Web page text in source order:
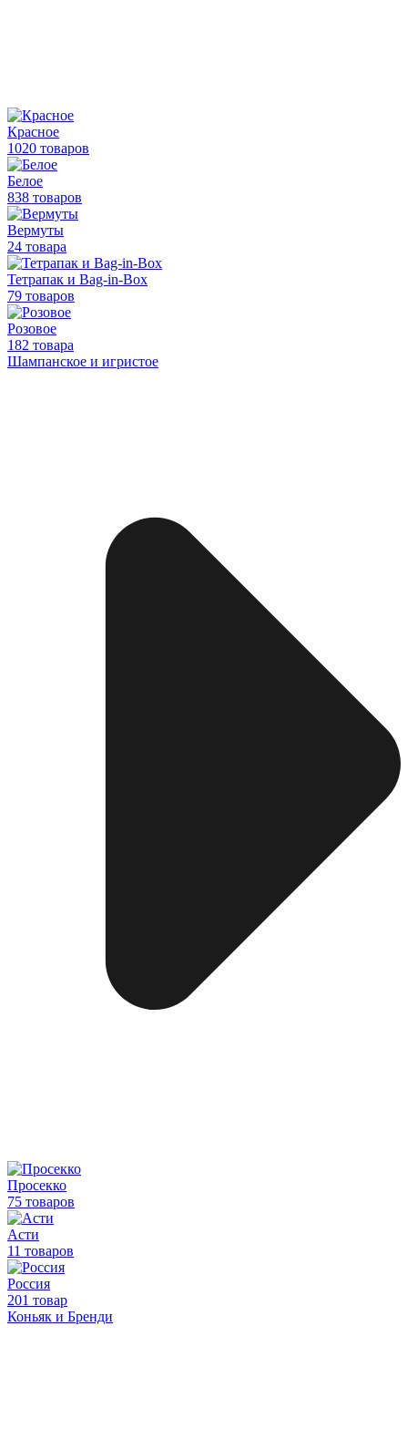
Красное
1020 товаров
Белое
838 товаров
Вермуты
24 товара
Тетрапак и Bag-in-Box
79 товаров
Розовое
182 товара
Шампанское и игристое
Просекко
75 товаров
Асти
11 товаров
Россия
201 товар
Коньяк и Бренди